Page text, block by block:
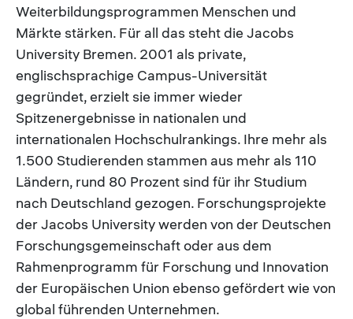
Weiterbildungsprogrammen Menschen und
Märkte stärken. Für all das steht die Jacobs
University Bremen. 2001 als private,
englischsprachige Campus-Universität
gegründet, erzielt sie immer wieder
Spitzenergebnisse in nationalen und
internationalen Hochschulrankings. Ihre mehr als
1.500 Studierenden stammen aus mehr als 110
Ländern, rund 80 Prozent sind für ihr Studium
nach Deutschland gezogen. Forschungsprojekte
der Jacobs University werden von der Deutschen
Forschungsgemeinschaft oder aus dem
Rahmenprogramm für Forschung und Innovation
der Europäischen Union ebenso gefördert wie von
global führenden Unternehmen.